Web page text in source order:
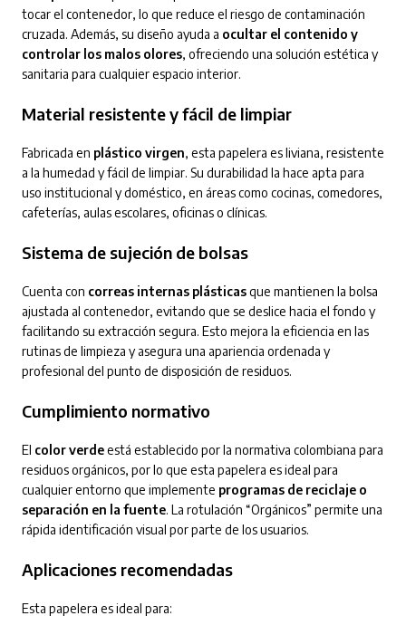
tocar el contenedor, lo que reduce el riesgo de contaminación
cruzada. Además, su diseño ayuda a ocultar el contenido y
controlar los malos olores, ofreciendo una solución estética y
sanitaria para cualquier espacio interior.
Material resistente y fácil de limpiar
Fabricada en plástico virgen, esta papelera es liviana, resistente
a la humedad y fácil de limpiar. Su durabilidad la hace apta para
uso institucional y doméstico, en áreas como cocinas, comedores,
cafeterías, aulas escolares, oficinas o clínicas.
Sistema de sujeción de bolsas
Cuenta con correas internas plásticasque mantienen la bolsa
ajustada al contenedor, evitando que se deslice hacia el fondo y
facilitando su extracción segura. Esto mejora la eficiencia en las
rutinas de limpieza y asegura una apariencia ordenada y
profesional del punto de disposición de residuos.
Cumplimiento normativo
El color verdeestá establecido por la normativa colombiana para
residuos orgánicos, por lo que esta papelera es ideal para
cualquier entorno que implemente programas de reciclaje o
separación en la fuente. La rotulación “Orgánicos” permite una
rápida identificación visual por parte de los usuarios.
Aplicaciones recomendadas
Esta papelera es ideal para: